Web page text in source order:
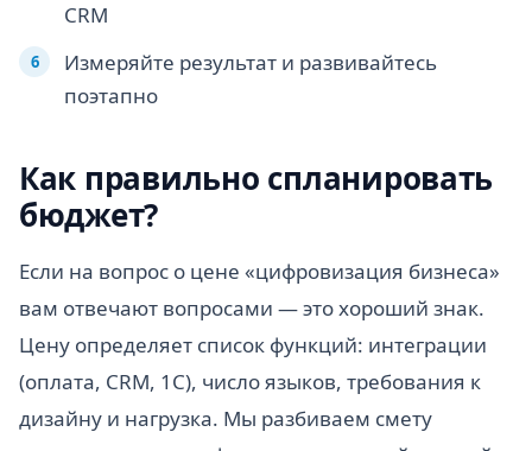
CRM
Измеряйте результат и развивайтесь
поэтапно
Как правильно спланировать
бюджет?
Если на вопрос о цене «цифровизация бизнеса»
вам отвечают вопросами — это хороший знак.
Цену определяет список функций: интеграции
(оплата, CRM, 1С), число языков, требования к
дизайну и нагрузка. Мы разбиваем смету